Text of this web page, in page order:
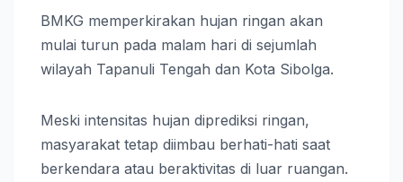
BMKG memperkirakan hujan ringan akan
mulai turun pada malam hari di sejumlah
wilayah Tapanuli Tengah dan Kota Sibolga.
Meski intensitas hujan diprediksi ringan,
masyarakat tetap diimbau berhati-hati saat
berkendara atau beraktivitas di luar ruangan.